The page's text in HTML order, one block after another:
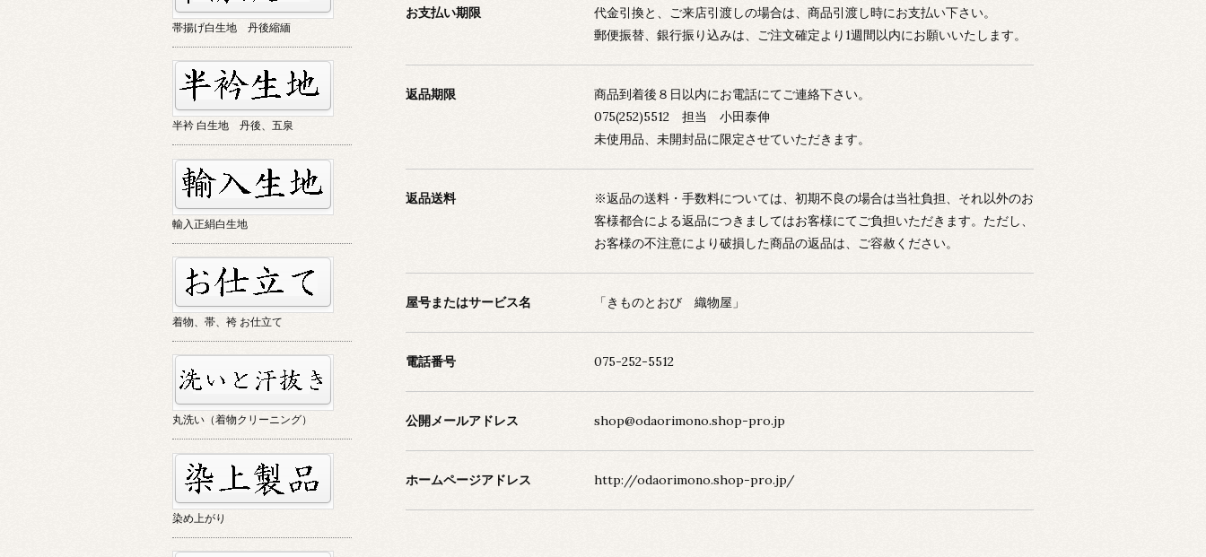
お支払い期限
代金引換と、ご来店引渡しの場合は、商品引渡し時にお支払い下さい。
郵便振替、銀行振り込みは、ご注文確定より1週間以内にお願いいたします。
返品期限
商品到着後８日以内にお電話にてご連絡下さい。
075(252)5512 担当 小田泰伸
未使用品、未開封品に限定させていただきます。
返品送料
※返品の送料・手数料については、初期不良の場合は当社負担、それ以外のお
客様都合による返品につきましてはお客様にてご負担いただきます。ただし、
お客様の不注意により破損した商品の返品は、ご容赦ください。
屋号またはサービス名 「きものとおび 織物屋」
電話番号 075-252-5512
公開メールアドレス shop@odaorimono.shop-pro.jp
ホームページアドレス http://odaorimono.shop-pro.jp/
帯揚げ白生地 丹後縮緬
半衿 白生地 丹後、五泉
輸入正絹白生地
着物、帯、袴 お仕立て
丸洗い（着物クリーニング）
染め上がり